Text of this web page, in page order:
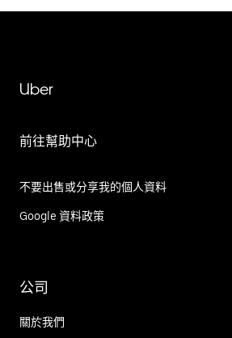
Uber
前往幫助中心
不要出售或分享我的個人資料
Google 資料政策
公司
關於我們